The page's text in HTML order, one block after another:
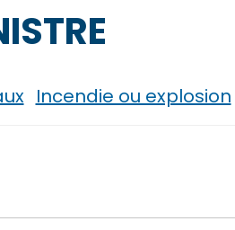
Incendie ou explosion